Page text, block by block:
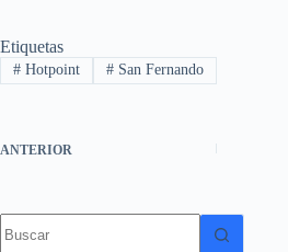
Etiquetas
#Hotpoint #San Fernando
ANTERIOR
resultados